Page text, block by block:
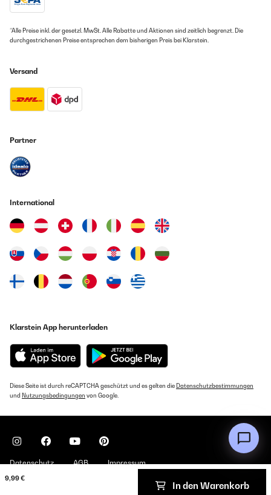
9,99 €
In den Warenkorb
*Alle Preise inkl. der gesetzl. MwSt. Alle Rabatte und Aktionen sind zeitlich begrenzt. Die
durchgestrichenen Preise entsprechen dem bisherigen Preis bei Klarstein.
Versand
Partner
International
Klarstein App herunterladen
Diese Seite ist durch reCAPTCHA geschützt und es gelten die Datenschutzbestimmungen
und Nutzungsbedingungen von Google.
Datenschutz AGB Impressum
Copyright © 2026 Klarstein. All rights reserved